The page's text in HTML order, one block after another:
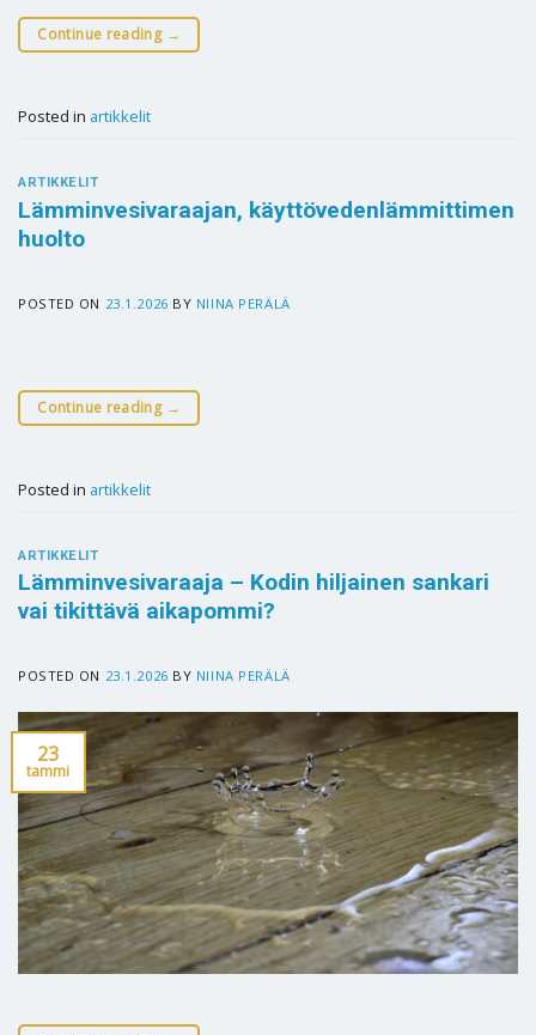
Continue reading →
Posted in artikkelit
ARTIKKELIT
Lämminvesivaraajan, käyttövedenlämmittimen
huolto
POSTED ON 23.1.2026 BY NIINA PERÄLÄ
Continue reading →
Posted in artikkelit
ARTIKKELIT
Lämminvesivaraaja – Kodin hiljainen sankari
vai tikittävä aikapommi?
POSTED ON 23.1.2026 BY NIINA PERÄLÄ
23
tammi